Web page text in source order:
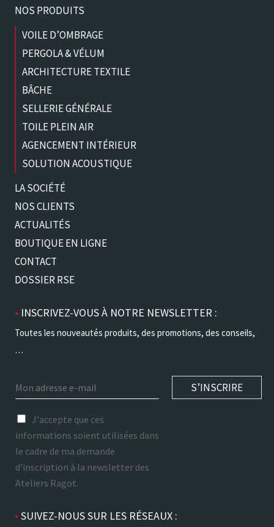
NOS PRODUITS
VOILE D’OMBRAGE
PERGOLA & VÉLUM
ARCHITECTURE TEXTILE
BÂCHE
SELLERIE GÉNÉRALE
TOILE PLEIN AIR
AGENCEMENT INTÉRIEUR
SOLUTION ACOUSTIQUE
LA SOCIÉTÉ
NOS CLIENTS
ACTUALITÉS
BOUTIQUE EN LIGNE
CONTACT
DOSSIER RSE
• INSCRIVEZ-VOUS À NOTRE NEWSLETTER :
Toutes les nouveautés produits, des promotions, des conseils,
…
E
m
l
*
r
g
p
d
*
J'accepte que ces
informations soient utilisées dans
le cadre de ma demande
d'inscription à la newsletter des
Ateliers Ragot.
S’INSCRIRE
• SUIVEZ-NOUS SUR LES RÉSEAUX :